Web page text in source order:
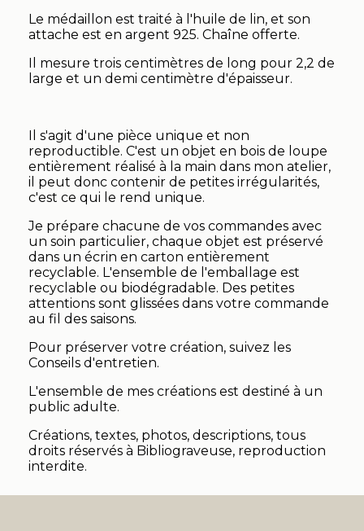
Le médaillon est traité à l'huile de lin, et son
attache est en argent 925. Chaîne offerte.
Il mesure trois centimètres de long pour 2,2 de
large et un demi centimètre d'épaisseur.
Il s'agit d'une pièce unique et non
reproductible. C'est un objet en bois de loupe
entièrement réalisé à la main dans mon atelier,
il peut donc contenir de petites irrégularités,
c'est ce qui le rend unique.
Je prépare chacune de vos commandes avec
un soin particulier, chaque objet est préservé
dans un écrin en carton entièrement
recyclable. L'ensemble de l'emballage est
recyclable ou biodégradable. Des petites
attentions sont glissées dans votre commande
au fil des saisons.
Pour préserver votre création, suivez les
Conseils d'entretien.
L'ensemble de mes créations est destiné à un
public adulte.
Créations, textes, photos, descriptions, tous
droits réservés à Bibliograveuse, reproduction
interdite.